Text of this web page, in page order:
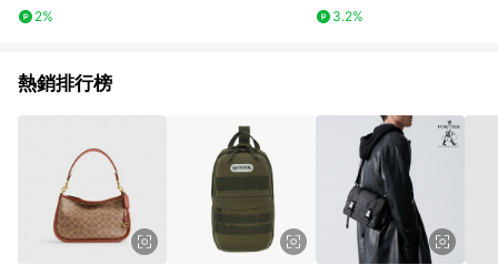
2%
3.2%
熱銷排行榜